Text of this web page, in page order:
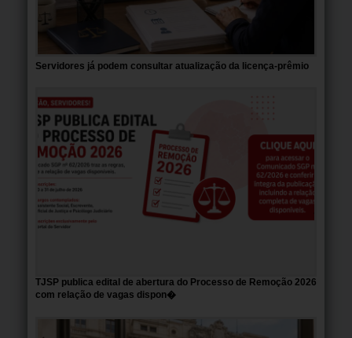
Servidores já podem consultar atualização da licença-prêmio
TJSP publica edital de abertura do Processo de Remoção 2026
com relação de vagas dispon�